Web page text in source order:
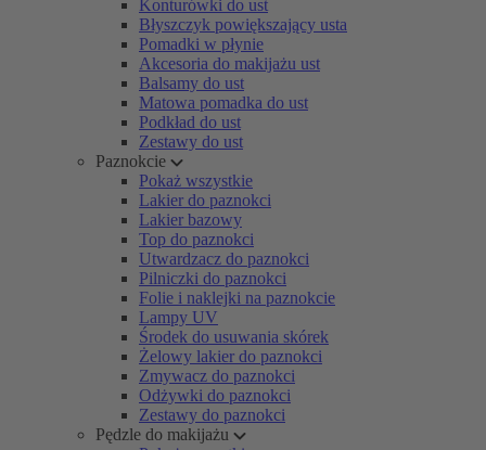
Konturówki do ust
Błyszczyk powiększający usta
Pomadki w płynie
Akcesoria do makijażu ust
Balsamy do ust
Matowa pomadka do ust
Podkład do ust
Zestawy do ust
Paznokcie
Pokaż wszystkie
Lakier do paznokci
Lakier bazowy
Top do paznokci
Utwardzacz do paznokci
Pilniczki do paznokci
Folie i naklejki na paznokcie
Lampy UV
Środek do usuwania skórek
Żelowy lakier do paznokci
Zmywacz do paznokci
Odżywki do paznokci
Zestawy do paznokci
Pędzle do makijażu